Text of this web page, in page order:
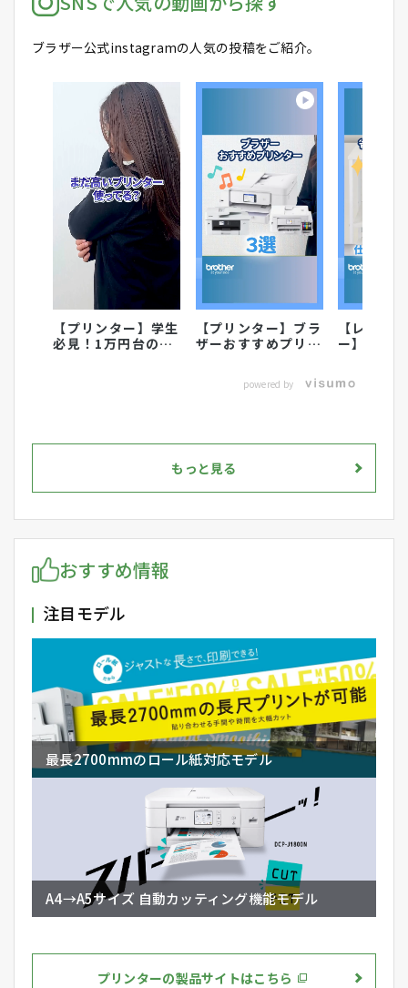
ブラザー公式instagramの人気の投稿をご紹介。
【プリンター】学生
必見！1万円台の神
【プリンター】ブラ
ザーおすすめプリン
【レーザ
ー】仕事
powered by
もっと見る
おすすめ情報
注目モデル
最長2700mmのロール紙対応モデル
A4→A5サイズ 自動カッティング機能モデル
プリンターの製品サイトはこちら